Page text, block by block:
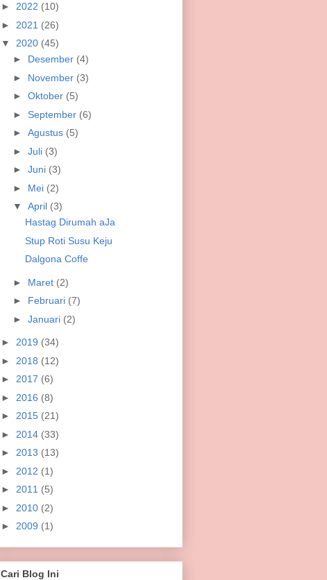
► 2022 (10)
► 2021 (26)
▼ 2020 (45)
► Desember (4)
► November (3)
► Oktober (5)
► September (6)
► Agustus (5)
► Juli (3)
► Juni (3)
► Mei (2)
▼ April (3)
Hastag Dirumah aJa
Stup Roti Susu Keju
Dalgona Coffe
► Maret (2)
► Februari (7)
► Januari (2)
► 2019 (34)
► 2018 (12)
► 2017 (6)
► 2016 (8)
► 2015 (21)
► 2014 (33)
► 2013 (13)
► 2012 (1)
► 2011 (5)
► 2010 (2)
► 2009 (1)
Cari Blog Ini